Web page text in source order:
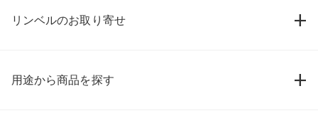
リンベルのお取り寄せ
用途から商品を探す